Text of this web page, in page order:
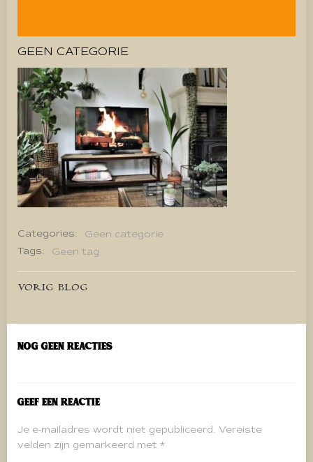
GEEN CATEGORIE
Categories:
Geen categorie
Tags:
Geen tag
Bericht
navigatie
VORIG BLOG
Nog geen reacties
Geef een reactie
Je e-mailadres wordt niet gepubliceerd. Vereiste
velden zijn gemarkeerd met *